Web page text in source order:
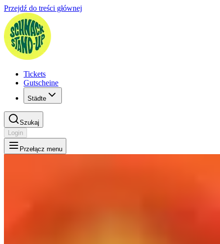
Przejdź do treści głównej
Tickets
Gutscheine
Städte
Szukaj
Login
Przełącz menu